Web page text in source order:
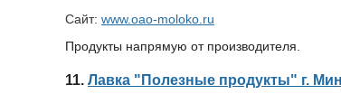
Сайт: www.oao-moloko.ru
Продукты напрямую от производителя.
11. Лавка "Полезные продукты" г.